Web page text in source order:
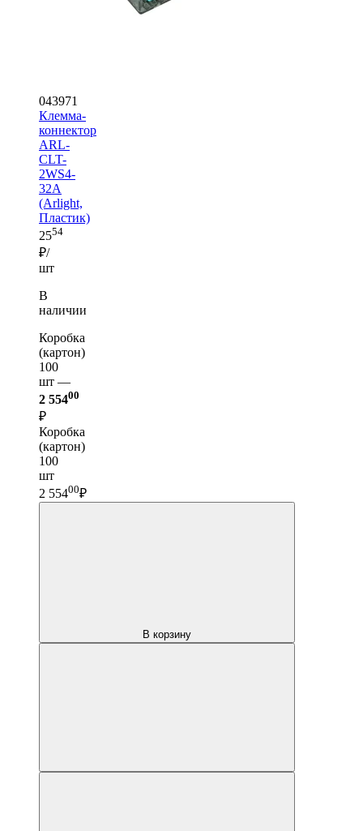
043971
Клемма-
коннектор
ARL-
CLT-
2WS4-
32A
(Arlight,
Пластик)
2554
₽/
шт
В
наличии
Коробка
(картон)
100
шт —
2 55400
₽
Коробка
(картон)
100
шт
2 55400₽
В корзину